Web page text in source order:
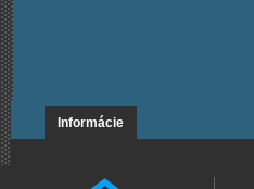
Informácie